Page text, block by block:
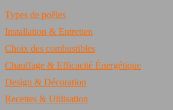
Types de poêles
Installation & Entretien
Choix des combustibles
Chauffage & Efficacité Énergétique
Design & Décoration
Recettes & Utilisation